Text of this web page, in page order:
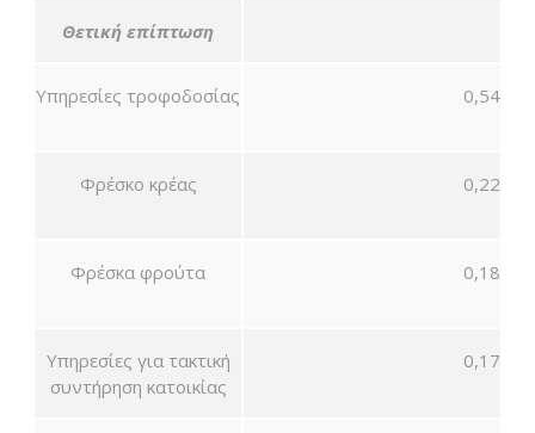
Θετική επίπτωση
Υπηρεσίες τροφοδοσίας 0,54
Φρέσκο κρέας 0,22
Φρέσκα φρούτα 0,18
Υπηρεσίες για τακτική
συντήρηση κατοικίας
0,17